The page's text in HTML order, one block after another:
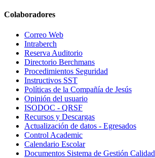
Colaboradores
Correo Web
Intraberch
Reserva Auditorio
Directorio Berchmans
Procedimientos Seguridad
Instructivos SST
Políticas de la Compañía de Jesús
Opinión del usuario
ISODOC - QRSF
Recursos y Descargas
Actualización de datos - Egresados
Control Academic
Calendario Escolar
Documentos Sistema de Gestión Calidad